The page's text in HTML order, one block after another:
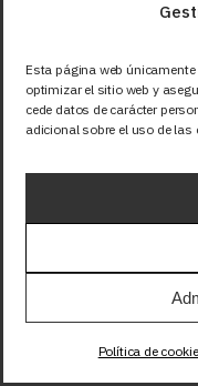
Esta página web
optimizar el sitio web y
cede datos de carácter
adicional sobre el uso de las
Política de
TIRA